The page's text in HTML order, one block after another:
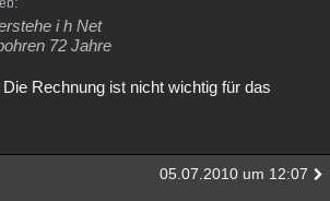
i h Net
72 Jahre
Rechnung ist nicht wichtig für das
05.07.2010 um 12:07